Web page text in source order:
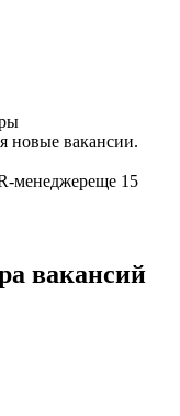
новые вакансии.
менеджереще 15
вакансий